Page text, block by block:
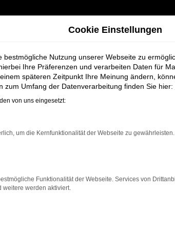
bei
ein zuverlässiges und modernes
und modernes Design, das sowohl in
einer breiten Auswahl an VW
Cookie Einstellungen
bestmögliche Nutzung unserer Webseite zu
Ihre Präferenzen und verarbeiten Daten für
späteren Zeitpunkt Ihre Meinung ändern,
zum Umfang der Datenverarbeitung finden Sie hier:
von uns eingesetzt:
um die Kernfunktionalität der Webseite zu gewährleisten.
Funktionalität der Webseite. Services von
weitere werden aktiviert.